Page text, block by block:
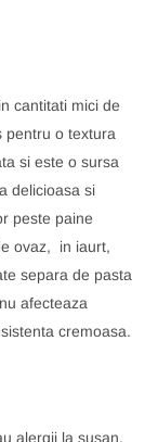
cantitati mici de
pentru o textura
si este o sursa
delicioasa si
peste paine
ovaz, in iaurt,
separa de pasta
afecteaza
cremoasa.
alergii la susan,